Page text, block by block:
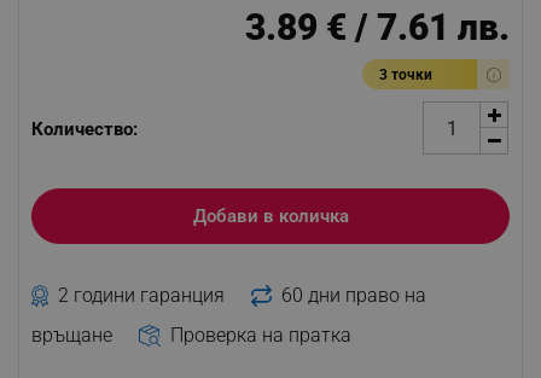
3.89 € / 7.61 лв.
3 точки
Количество:
Добави в количка
2 години гаранция
60 дни право на
връщане
Проверка на пратка